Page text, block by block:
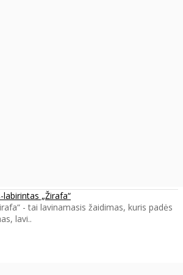
„Žirafa“
- tai lavinamasis žaidimas, kuris padės
lavi..